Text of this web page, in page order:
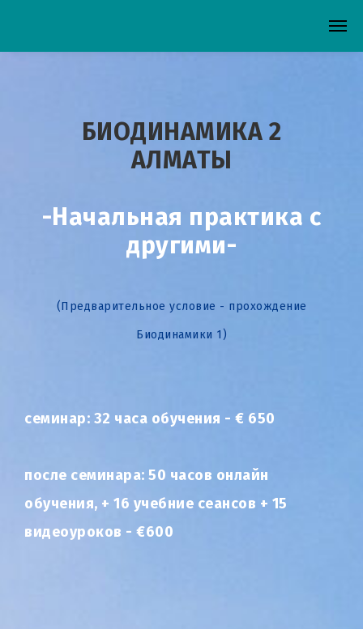
БИОДИНАМИКА 2
АЛМАТЫ
-Начальная практика с
другими-
(Предварительное условие - прохождение
Биодинамики 1)
семинар: 32 часа обучения - € 650
после семинара: 50 часов онлайн
обучения, + 16 учебние сеансов + 15
видеоуроков - €600